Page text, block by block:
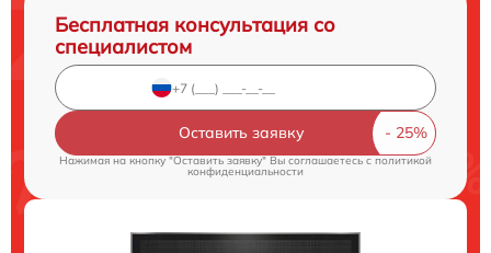
Бесплатная консультация со
специалистом
Оставить заявку
Нажимая на кнопку "Оставить заявку" Вы соглашаетесь cполитикой
конфиденциальности